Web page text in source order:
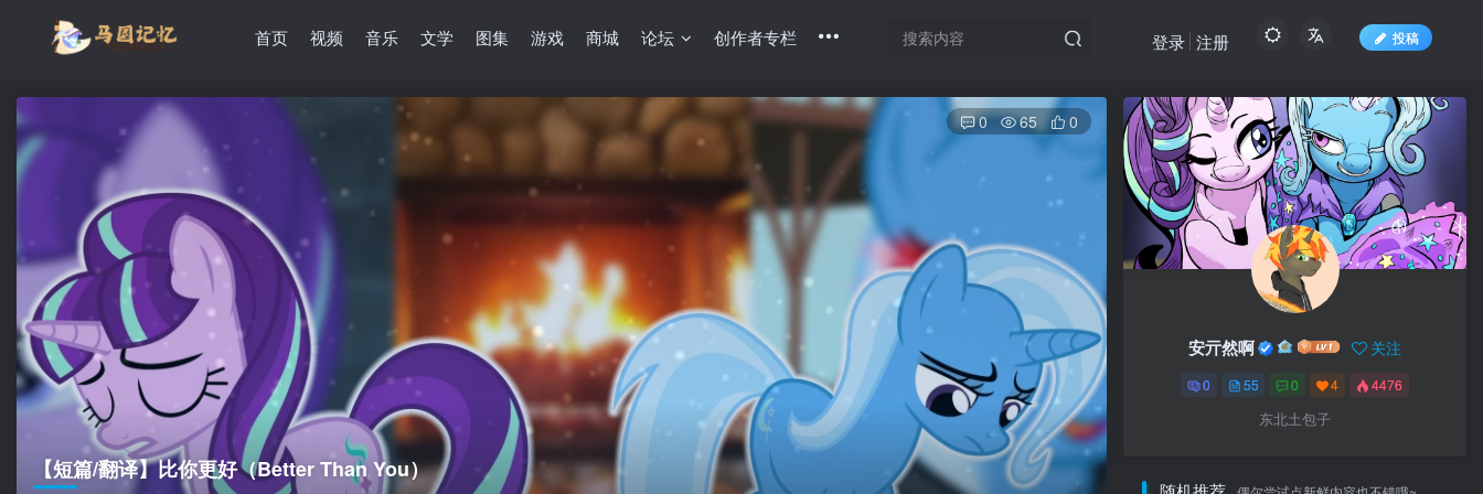
首页 视频 音乐 文学 图集 游戏 商城 论坛 创作者专栏 投稿
登录 注册
【短篇/翻译】比你更好（Better Than You）
0 65 0
安亓然啊 关注
0 55 0 4 4476
东北土包子